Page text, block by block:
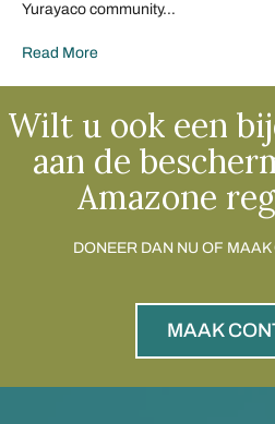
Yurayaco community…
Read More
Wilt u ook een
aan de
Amazone
DONEER DAN NU OF MAAK
MAAK